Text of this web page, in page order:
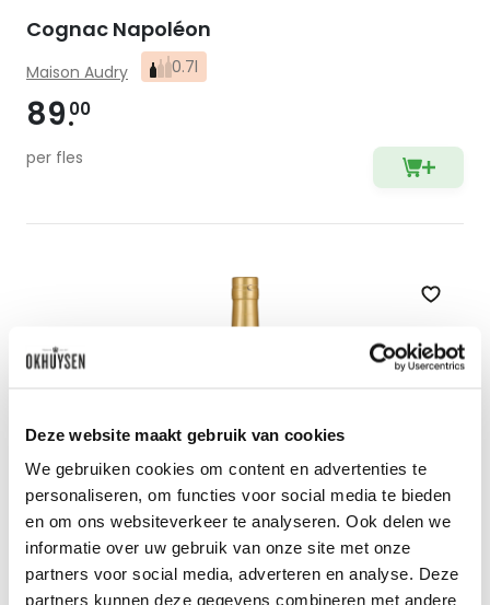
Deze website maakt gebruik van cookies
We gebruiken cookies om content en advertenties te
personaliseren, om functies voor social media te bieden
en om ons websiteverkeer te analyseren. Ook delen we
informatie over uw gebruik van onze site met onze
partners voor social media, adverteren en analyse. Deze
partners kunnen deze gegevens combineren met andere
Cognac Napoléon
Maison Audry 0.7l
89 00
per fles
Zet
Cognac VSOP - Art Audry